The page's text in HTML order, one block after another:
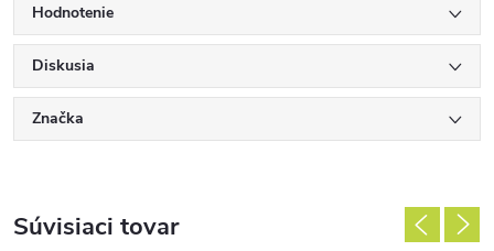
Hodnotenie
Diskusia
Značka
Súvisiaci tovar